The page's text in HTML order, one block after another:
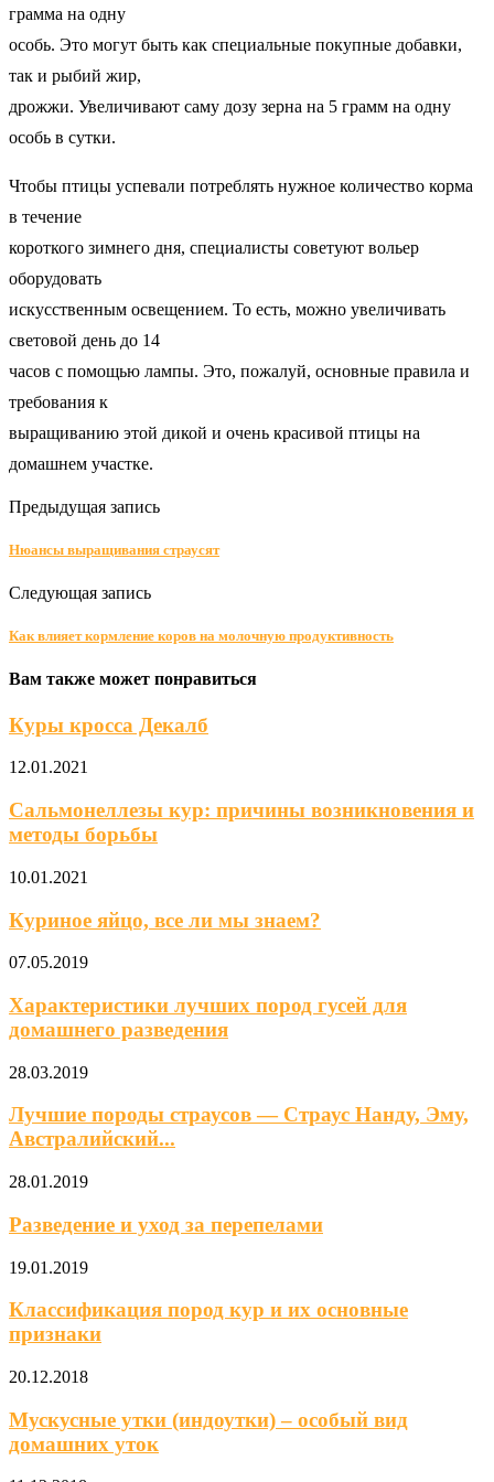
грамма на одну
особь. Это могут быть как специальные покупные добавки,
так и рыбий жир,
дрожжи. Увеличивают саму дозу зерна на 5 грамм на одну
особь в сутки.
Чтобы птицы успевали потреблять нужное количество корма
в течение
короткого зимнего дня, специалисты советуют вольер
оборудовать
искусственным освещением. То есть, можно увеличивать
световой день до 14
часов с помощью лампы. Это, пожалуй, основные правила и
требования к
выращиванию этой дикой и очень красивой птицы на
домашнем участке.
Предыдущая запись
Нюансы выращивания страусят
Следующая запись
Как влияет кормление коров на молочную продуктивность
Вам также может понравиться
Куры кросса Декалб
12.01.2021
Сальмонеллезы кур: причины возникновения и
методы борьбы
10.01.2021
Куриное яйцо, все ли мы знаем?
07.05.2019
Характеристики лучших пород гусей для
домашнего разведения
28.03.2019
Лучшие породы страусов — Страус Нанду, Эму,
Австралийский...
28.01.2019
Разведение и уход за перепелами
19.01.2019
Классификация пород кур и их основные
признаки
20.12.2018
Мускусные утки (индоутки) – особый вид
домашних уток